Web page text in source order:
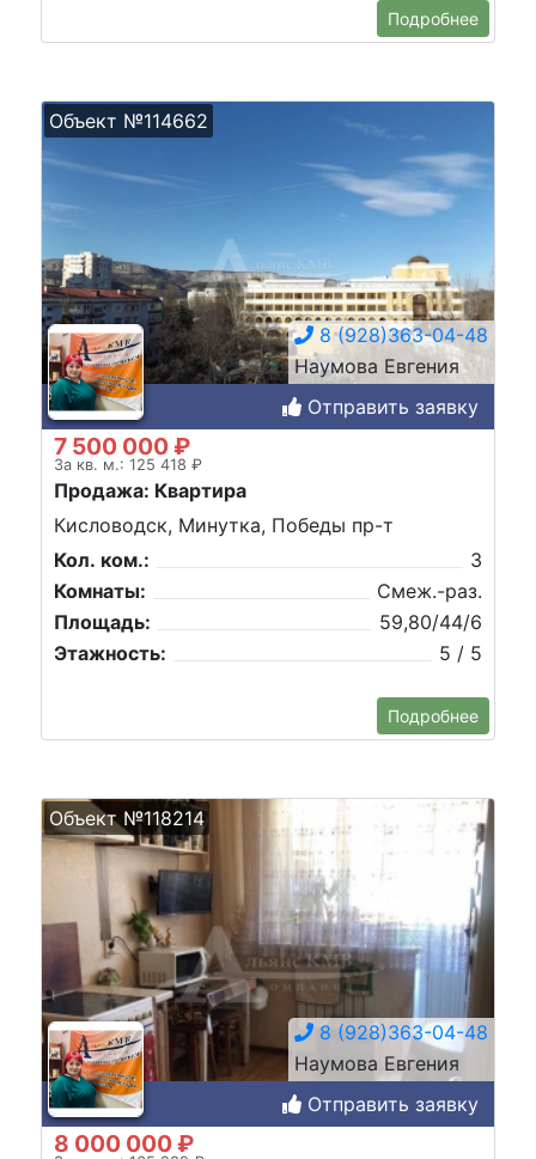
Подробнее
Объект №114662
8 (928)363-04-48
Наумова Евгения
Отправить заявку
7 500 000 ₽
За кв. м.: 125 418 ₽
Продажа: Квартира
Кисловодск, Минутка, Победы пр-т
Кол. ком.:
3
Комнаты:
Смеж.-раз.
Площадь:
59,80/44/6
Этажность:
5 / 5
Подробнее
Объект №118214
8 (928)363-04-48
Наумова Евгения
Отправить заявку
8 000 000 ₽